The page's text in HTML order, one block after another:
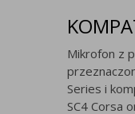
Mikrofon z
Series i
SC4 Corsa